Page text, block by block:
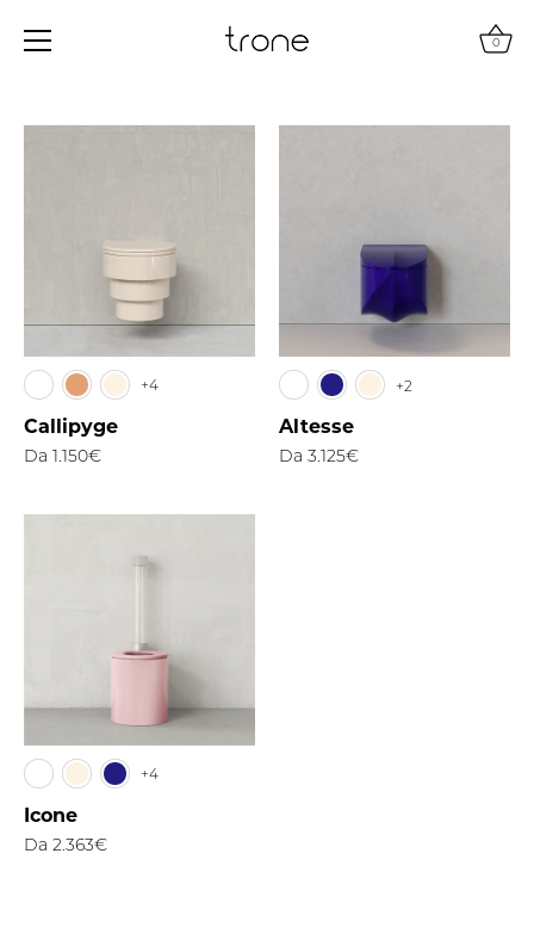
0
+4
Callipyge
Da 1.150€
+4
Icone
Da 2.363€
+2
Altesse
Da 3.125€